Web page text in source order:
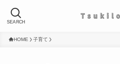
SEARCH
HOME 子育て